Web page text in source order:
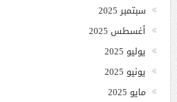
سبتمبر 2025
أغسطس 2025
يوليو 2025
يونيو 2025
مايو 2025